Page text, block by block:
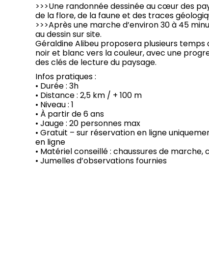
>>>Une randonnée dessinée au cœur des
de la flore, de la faune et des traces
>>>Après une marche d’environ 30 à 45
au dessin sur site.
Géraldine Alibeu proposera plusieurs
noir et blanc vers la couleur, avec une
des clés de lecture du paysage.
Infos pratiques :
• Durée : 3h
• Distance : 2,5 km / + 100 m
• Niveau : 1
• À partir de 6 ans
• Jauge : 20 personnes max
• Gratuit – sur réservation en ligne
en ligne
• Matériel conseillé : chaussures de
• Jumelles d’observations fournies